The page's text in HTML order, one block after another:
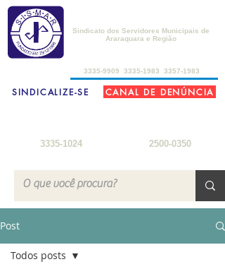
3335-9909
3335-1983 3357-1983
3335-1024
Sindicato dos Servidores Municipais de
Araraquara e Região
SINDICALIZE-SE
2500-0350
CANAL DE DENÚNCIA
Post
Todos posts